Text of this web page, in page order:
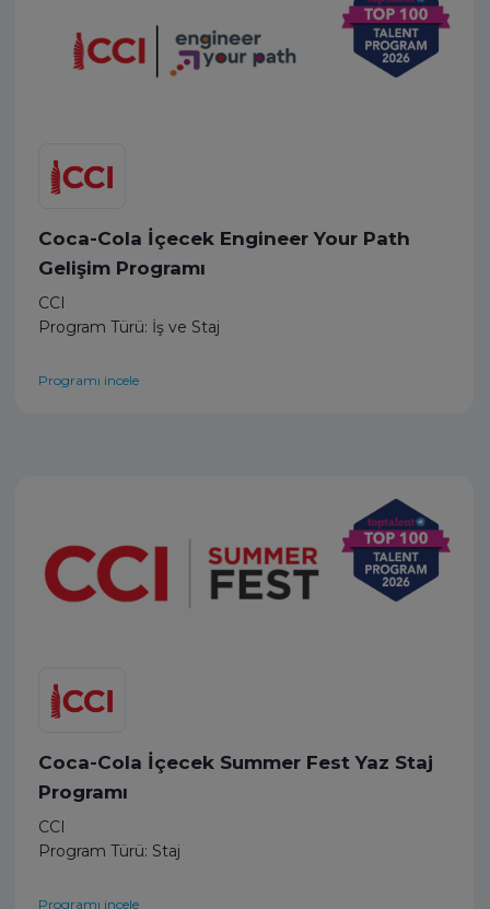
Coca-Cola İçecek Engineer Your Path
Gelişim Programı
CCI
Program Türü: İş ve Staj
Programı incele
Coca-Cola İçecek Summer Fest Yaz Staj
Programı
CCI
Program Türü: Staj
Programı incele